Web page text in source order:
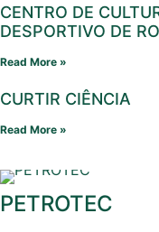
CENTRO DE
DESPORTIVO DE
Read More »
CURTIR CIÊNCIA
Read More »
PETROTEC